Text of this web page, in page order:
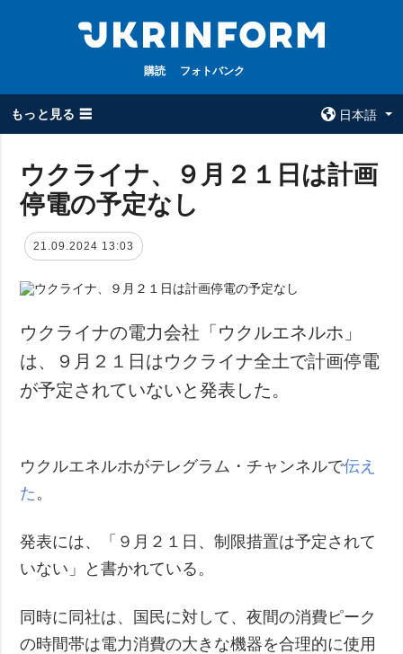
購読 フォトバンク
もっと見る ☰
日本語
全てのトピック
被占領地
政治
防衛
社会・文化
スポーツ
事故・緊急事態
コンタクト
インタビュー
写真
動画
フォトバンク
ウクライナ、９月２１日は計画
停電の予定なし
21.09.2024 13:03
ウクライナの電力会社「ウクルエネルホ」
は、９月２１日はウクライナ全土で計画停電
が予定されていないと発表した。
ウクルエネルホがテレグラム・チャンネルで伝え
た 。
発表には、「９月２１日、制限措置は予定されて
いない」と書かれている。
同時に同社は、国民に対して、夜間の消費ピーク
の時間帯は電力消費の大きな機器を合理的に使用